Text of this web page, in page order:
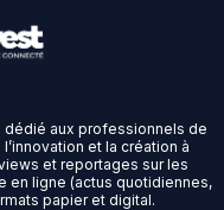
aux professionnels de
et la création à
et reportages sur les
en ligne (actus quotidiennes,
papier et digital.